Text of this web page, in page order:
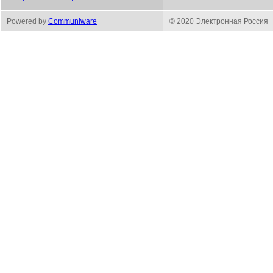
Powered by Communiware © 2020 Электронная Россия